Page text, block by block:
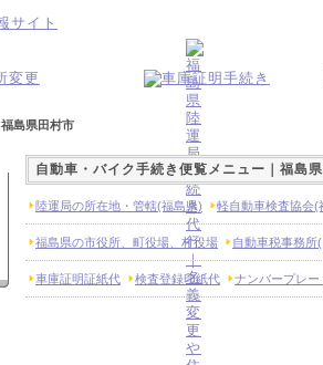
福島県田村市
自動車・バイク手続き便覧メニュー｜福島
陸運局の所在地・管轄(福島県) 軽自動車検査協会(
福島県の市役所、町役場、村役場 自動車税事務所
車庫証明証紙代 検査登録印紙代 ナンバープレー